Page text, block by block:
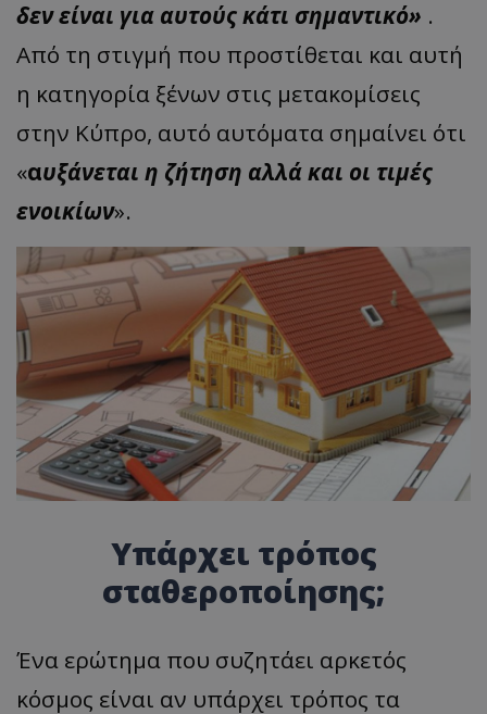
δεν είναι για αυτούς κάτι σημαντικό» .
Από τη στιγμή που προστίθεται και αυτή
η κατηγορία ξένων στις μετακομίσεις
στην Κύπρο, αυτό αυτόματα σημαίνει ότι
«αυξάνεται η ζήτηση αλλά και οι τιμές
ενοικίων».
Υπάρχει τρόπος
σταθεροποίησης;
Ένα ερώτημα που συζητάει αρκετός
κόσμος είναι αν υπάρχει τρόπος τα